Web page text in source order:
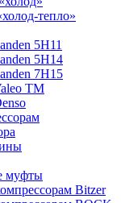
тепло»
5H11
5H14
7H15
ТМ
муфты
Bitzer